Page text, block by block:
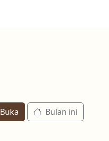
Buka Bulan ini